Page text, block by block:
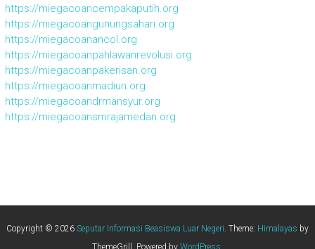
https://miegacoancempakaputih.org
https://miegacoangunungsahari.org
https://miegacoanancol.org
https://miegacoanpahlawanrevolusi.org
https://miegacoanpakerisan.org
https://miegacoanmadiun.org
https://miegacoandrmansyur.org
https://miegacoansmrajamedan.org
Copyright © 2026 Seputar Informasi Beasiswa Luar Negeri. Theme: Himalayas by
ThemeGrill. Powered by WordPress